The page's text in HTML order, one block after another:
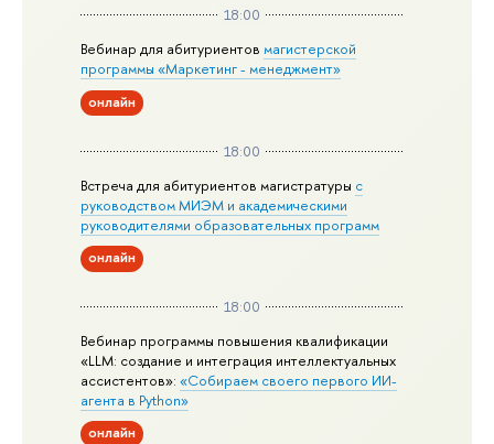
18:00
Вебинар для абитуриентовмагистерской
программы «Маркетинг - менеджмент»
онлайн
18:00
Встреча для абитуриентов магистратуры с
руководством МИЭМ и академическими
руководителями образовательных программ
онлайн
18:00
Вебинар программы повышения квалификации
«LLM: создание и интеграция интеллектуальных
ассистентов»:«Собираем своего первого ИИ-
агента в Python»
онлайн